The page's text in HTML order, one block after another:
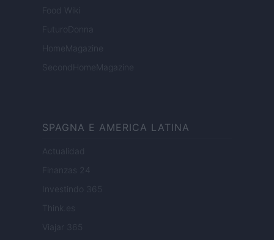
Food Wiki
FuturoDonna
HomeMagazine
SecondHomeMagazine
SPAGNA E AMERICA LATINA
Actualidad
Finanzas 24
Investindo 365
Think.es
Viajar 365